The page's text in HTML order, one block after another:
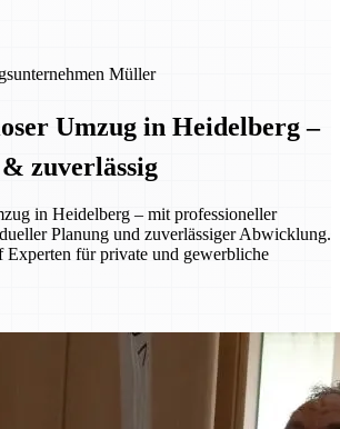
Müller
Umzug in Heidelberg –
zuverlässig
in Heidelberg – mit professioneller
Planung und zuverlässiger Abwicklung.
Experten für private und gewerbliche